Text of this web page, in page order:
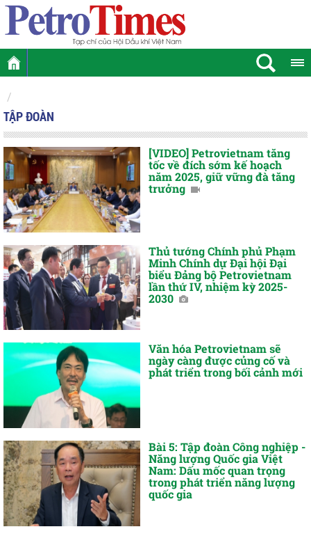
TẬP ĐOÀN
[VIDEO] Petrovietnam tăng
tốc về đích sớm kế hoạch
năm 2025, giữ vững đà tăng
trưởng
Thủ tướng Chính phủ Phạm
Minh Chính dự Đại hội Đại
biểu Đảng bộ Petrovietnam
lần thứ IV, nhiệm kỳ 2025-
2030
Văn hóa Petrovietnam sẽ
ngày càng được củng cố và
phát triển trong bối cảnh mới
Bài 5: Tập đoàn Công nghiệp -
Năng lượng Quốc gia Việt
Nam: Dấu mốc quan trọng
trong phát triển năng lượng
quốc gia